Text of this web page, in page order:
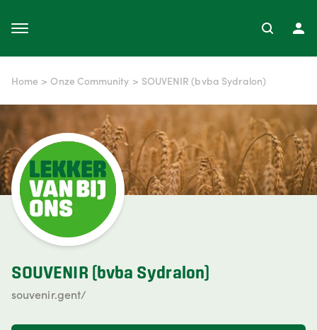
Home > Onze Community > SOUVENIR (bvba Sydralon)
SOUVENIR (bvba Sydralon)
souvenir.gent/